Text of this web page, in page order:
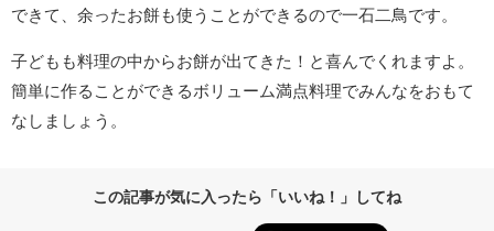
できて、余ったお餅も使うことができるので一石二鳥です。
子どもも料理の中からお餅が出てきた！と喜んでくれますよ。
簡単に作ることができるボリューム満点料理でみんなをおもて
なしましょう。
この記事が気に入ったら「いいね！」してね